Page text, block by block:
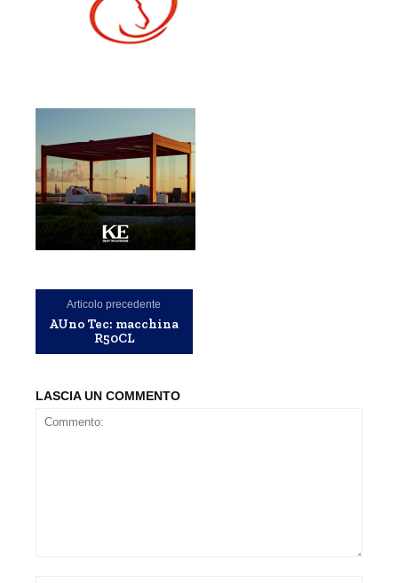
Articolo precedente
AUno Tec: macchina
R50CL
LASCIA UN COMMENTO